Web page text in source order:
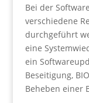
Bei der
verschiedene
durchgeführt
eine
ein
Beseitigung,
Beheben einer